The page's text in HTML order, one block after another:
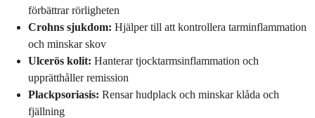
förbättrar rörligheten
Crohns sjukdom: Hjälper till att kontrollera tarminflammation
och minskar skov
Ulcerös kolit: Hanterar tjocktarmsinflammation och
upprätthåller remission
Plackpsoriasis: Rensar hudplack och minskar klåda och
fjällning